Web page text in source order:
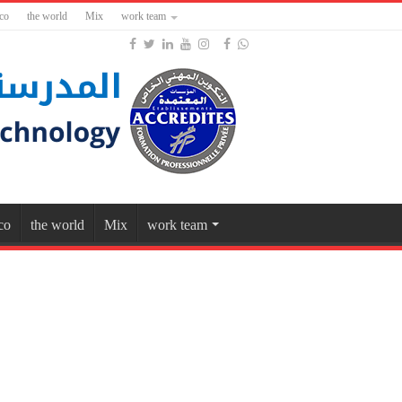
the world Mix work team
the world Mix work team